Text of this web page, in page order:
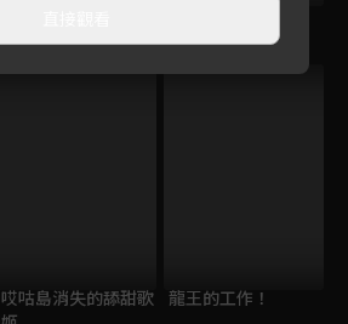
哎咕島消失的舔甜歌 龍王的工作！